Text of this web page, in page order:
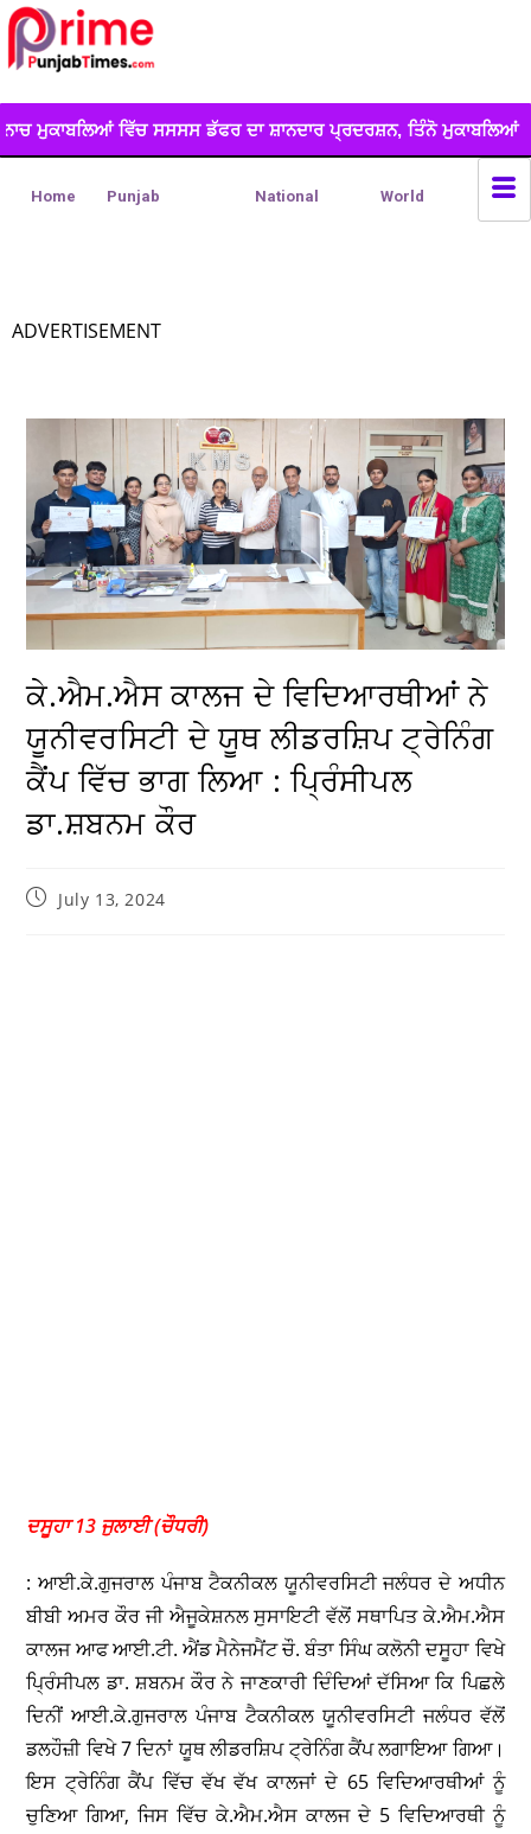
ਡੱਫਰ ਦਾ ਸ਼ਾਨਦਾਰ ਪ੍ਰਦਰਸ਼ਨ, ਤਿੰਨੋ ਮੁਕਾਬਲਿਆਂ ... *ਲੁੱਟ ਖੋਹ
Home Punjab National World
ADVERTISEMENT
ਕੇ.ਐਮ.ਐਸ ਕਾਲਜ ਦੇ ਵਿਦਿਆਰਥੀਆਂ ਨੇ
ਯੂਨੀਵਰਸਿਟੀ ਦੇ ਯੂਥ ਲੀਡਰਸ਼ਿਪ ਟ੍ਰੇਨਿੰਗ
ਕੈਂਪ ਵਿੱਚ ਭਾਗ ਲਿਆ : ਪ੍ਰਿੰਸੀਪਲ
ਡਾ.ਸ਼ਬਨਮ ਕੌਰ
July 13, 2024
ਦਸੂਹਾ 13 ਜੁਲਾਈ (ਚੌਧਰੀ)
: ਆਈ.ਕੇ.ਗੁਜਰਾਲ ਪੰਜਾਬ ਟੈਕਨੀਕਲ ਯੂਨੀਵਰਸਿਟੀ ਜਲੰਧਰ ਦੇ ਅਧੀਨ
ਬੀਬੀ ਅਮਰ ਕੌਰ ਜੀ ਐਜੂਕੇਸ਼ਨਲ ਸੁਸਾਇਟੀ ਵੱਲੋਂ ਸਥਾਪਿਤ ਕੇ.ਐਮ.ਐਸ
ਕਾਲਜ ਆਫ ਆਈ.ਟੀ. ਐਂਡ ਮੈਨੇਜਮੈਂਟ ਚੌ. ਬੰਤਾ ਸਿੰਘ ਕਲੋਨੀ ਦਸੂਹਾ ਵਿਖੇ
ਪ੍ਰਿੰਸੀਪਲ ਡਾ. ਸ਼ਬਨਮ ਕੌਰ ਨੇ ਜਾਣਕਾਰੀ ਦਿੰਦਿਆਂ ਦੱਸਿਆ ਕਿ ਪਿਛਲੇ
ਦਿਨੀਂ ਆਈ.ਕੇ.ਗੁਜਰਾਲ ਪੰਜਾਬ ਟੈਕਨੀਕਲ ਯੂਨੀਵਰਸਿਟੀ ਜਲੰਧਰ ਵੱਲੋਂ
ਡਲਹੌਜ਼ੀ ਵਿਖੇ 7 ਦਿਨਾਂ ਯੂਥ ਲੀਡਰਸ਼ਿਪ ਟ੍ਰੇਨਿੰਗ ਕੈਂਪ ਲਗਾਇਆ ਗਿਆ।
ਇਸ ਟ੍ਰੇਨਿੰਗ ਕੈਂਪ ਵਿੱਚ ਵੱਖ ਵੱਖ ਕਾਲਜਾਂ ਦੇ 65 ਵਿਦਿਆਰਥੀਆਂ ਨੂੰ
ਚੁਣਿਆ ਗਿਆ, ਜਿਸ ਵਿੱਚ ਕੇ.ਐਮ.ਐਸ ਕਾਲਜ ਦੇ 5 ਵਿਦਿਆਰਥੀ ਨੂੰ